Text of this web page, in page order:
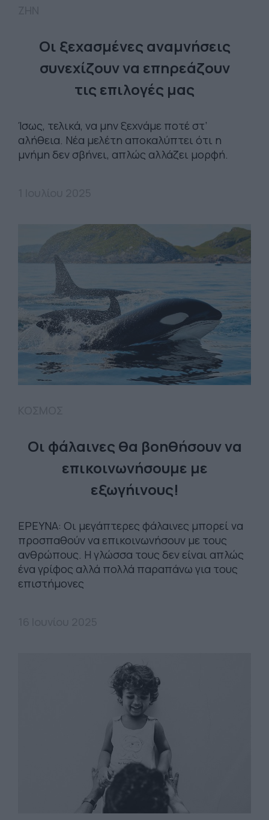
Οι ξεχασμένες αναμνήσεις
συνεχίζουν να επηρεάζουν
τις επιλογές μας
Ίσως, τελικά, να μην ξεχνάμε ποτέ στ’
αλήθεια. Νέα μελέτη αποκαλύπτει ότι η
μνήμη δεν σβήνει, απλώς αλλάζει μορφή.
Οι φάλαινες θα βοηθήσουν να
επικοινωνήσουμε με
εξωγήινους!
ΕΡΕYΝΑ: Οι μεγάπτερες φάλαινες μπορεί να
προσπαθούν να επικοινωνήσουν με τους
ανθρώπους. Η γλώσσα τους δεν είναι απλώς
ένα γρίφος αλλά πολλά παραπάνω για τους
επιστήμονες